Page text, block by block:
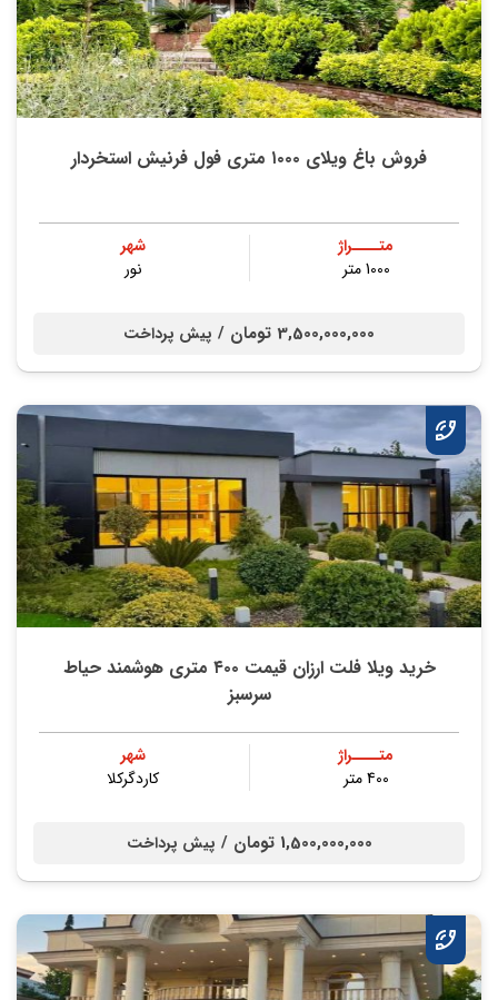
فروش باغ ویلای ۱۰۰۰ متری فول فرنیش استخردار
متــــراژ
1000 متر
شهر
نور
3,500,000,000 تومان / پیش پرداخت
خرید ویلا فلت ارزان قیمت ۴۰۰ متری هوشمند حیاط
سرسبز
متــــراژ
400 متر
شهر
کاردگرکلا
1,500,000,000 تومان / پیش پرداخت